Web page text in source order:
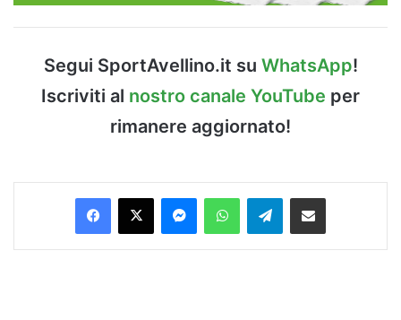
Segui SportAvellino.it su WhatsApp!
Iscriviti al nostro canale YouTube per
rimanere aggiornato!
Facebook
X MessengerWhatsAppTelegramCondividi via Email